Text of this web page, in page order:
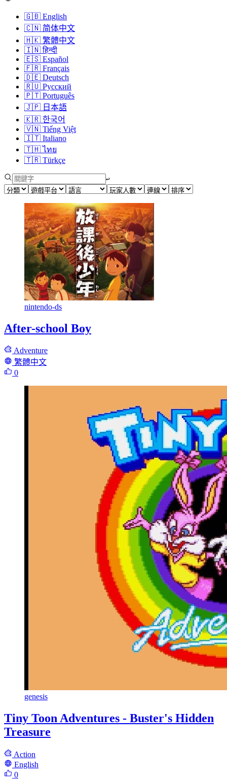
🇬🇧 English
🇨🇳 简体中文
🇭🇰 繁體中文
🇮🇳 हिन्दी
🇪🇸 Español
🇫🇷 Français
🇩🇪 Deutsch
🇷🇺 Русский
🇵🇹 Português
🇯🇵 日本語
🇰🇷 한국어
🇻🇳 Tiếng Việt
🇮🇹 Italiano
🇹🇭 ไทย
🇹🇷 Türkçe
↩︎
nintendo-ds
After-school Boy
Adventure
繁體中文
0
genesis
Tiny Toon Adventures - Buster's Hidden
Treasure
Action
English
0